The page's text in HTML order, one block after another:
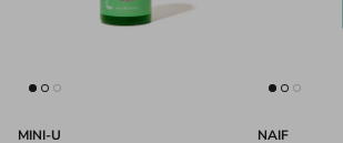
MINI-U NAIF